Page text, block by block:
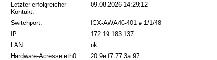
Letzter erfolgreicher
Kontakt:
09.08.2026 14:29:12
Switchport:
ICX-AWA40-401 e 1/1/48
IP:
172.19.183.137
LAN:
ok
Hardware-Adresse eth0:
20:9e:f7:77:3a:97